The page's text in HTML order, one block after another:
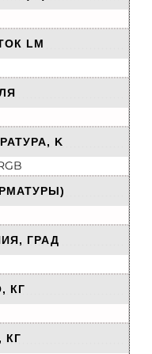
LM
K
ГРАД
КГ
КГ